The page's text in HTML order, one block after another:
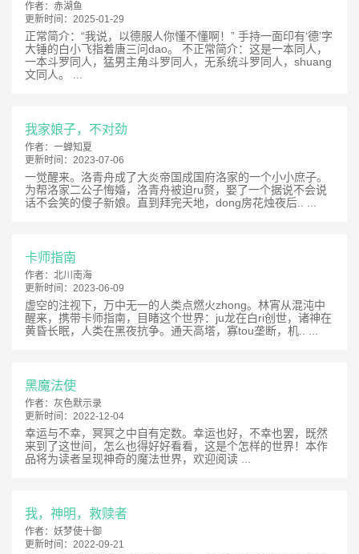
作者： 赤湖鱼
更新时间： 2025-01-29
正常简介：“我说，以德服人你懂不懂啊！” 手持一面印有‘德’字
大锤的白小飞指着唐三问dao。 不正常简介：这是一本同人，
一本斗罗同人，猛男主角斗罗同人，无系统斗罗同人，shuang
文同人。 ...
我家娘子，不对劲
作者： 一蝉知夏
更新时间： 2023-07-06
一觉醒来。洛青舟成了大炎帝国成国府洛家的一个小小庶子。
为帮洛家二公子悔婚，洛青舟被迫ru赘，娶了一个据说不会说
话不会笑的傻子新娘。直到拜完天地，dong房花烛夜后.. ...
卡师指南
作者： 北川南海
更新时间： 2023-06-09
虚空的注视下，万中无一的人类点燃火zhong。林宵从混沌中
醒来，携带卡师指南，目睹这个世界：ju龙在白ri创世，诸神在
黄昏长眠，人类在黑夜抗争。通天高塔，寡tou垄断，机.. ...
黑魔法使
作者： 灰色默示录
更新时间： 2022-12-04
幸运与不幸，冥冥之中自有定数。幸运也好，不幸也罢，既然
来到了这世间，怎么也得好好看看，这是个怎样的世界！本作
品将为读者呈现神奇的魔法世界，欢迎阅读 ...
我，神明，救赎者
作者： 妖梦使十御
更新时间： 2022-09-21